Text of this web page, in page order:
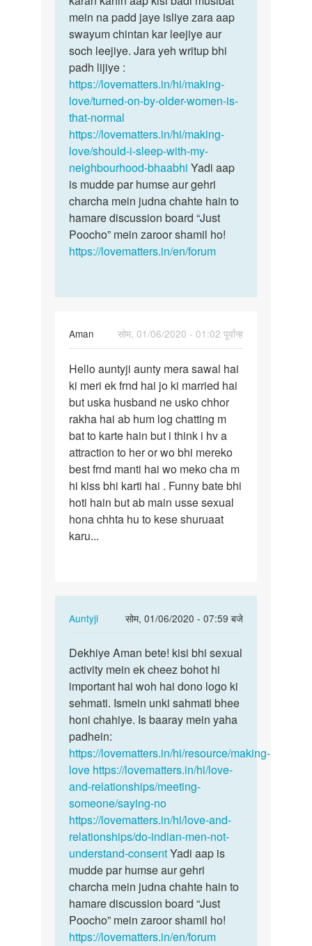
aur
bhabhi
se
sex…
by
Pankaj
Sonkar
bahut
se…
mein na padd jaye isliye zara aap
swayum chintan kar leejiye aur
soch leejiye. Jara yeh writup bhi
padh lijiye :
https://lovematters.in/hi/making-
love/turned-on-by-older-women-is-
that-normal
https://lovematters.in/hi/making-
love/should-i-sleep-with-my-
neighbourhood-bhaabhi Yadi aap
is mudde par humse aur gehri
charcha mein judna chahte hain to
hamare discussion board “Just
Poocho” mein zaroor shamil ho!
https://lovematters.in/en/forum
Aman
सोम, 01/06/2020 - 01:02 पूर्वान्ह
Hello
auntyji
aunty
mera…
Hello auntyji aunty mera sawal hai
ki meri ek frnd hai jo ki married hai
but uska husband ne usko chhor
rakha hai ab hum log chatting m
bat to karte hain but i think i hv a
attraction to her or wo bhi mereko
best frnd manti hai wo meko cha m
hi kiss bhi karti hai . Funny bate bhi
hoti hain but ab main usse sexual
hona chhta hu to kese shuruaat
karu...
Auntyji
सोम, 01/06/2020 - 07:59 बजे
In
to
Hello
auntyji
aunty
mera…
by
Aman
Dekhiye
Aman
bete!
kisi
bhi…
Dekhiye Aman bete! kisi bhi sexual
activity mein ek cheez bohot hi
important hai woh hai dono logo ki
sehmati. Ismein unki sahmati bhee
honi chahiye. Is baaray mein yaha
padhein:
https://lovematters.in/hi/resource/making-
love https://lovematters.in/hi/love-
and-relationships/meeting-
someone/saying-no
https://lovematters.in/hi/love-and-
relationships/do-indian-men-not-
understand-consentYadi aap is
mudde par humse aur gehri
charcha mein judna chahte hain to
hamare discussion board “Just
Poocho” mein zaroor shamil ho!
https://lovematters.in/en/forum